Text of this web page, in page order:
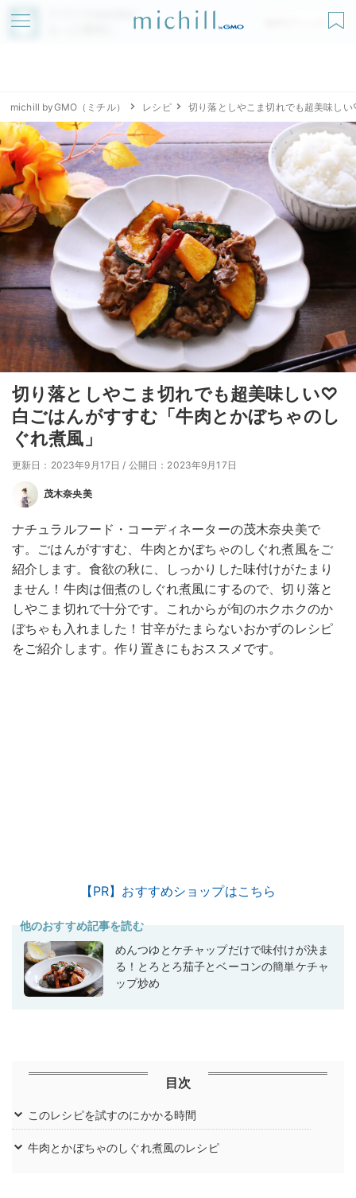
アプリでmichillが
無料ダウンロード
michill byGMO（ミチル） レシピ 切り落としやこま切れでも超美味し
切り落としやこま切れでも超美味しい♡
白ごはんがすすむ「牛肉とかぼちゃのし
ぐれ煮風」
更新日：2023年9月17日 / 公開日：2023年9月17日
茂木奈央美
ナチュラルフード・コーディネーターの茂木奈央美で
す。ごはんがすすむ、牛肉とかぼちゃのしぐれ煮風をご
紹介します。食欲の秋に、しっかりした味付けがたまり
ません！牛肉は佃煮のしぐれ煮風にするので、切り落と
しやこま切れで十分です。これからが旬のホクホクのか
ぼちゃも入れました！甘辛がたまらないおかずのレシピ
をご紹介します。作り置きにもおススメです。
【PR】おすすめショップはこちら
他のおすすめ記事を読む
めんつゆとケチャップだけで味付けが決ま
る！とろとろ茄子とベーコンの簡単ケチャ
ップ炒め
目次
このレシピを試すのにかかる時間
牛肉とかぼちゃのしぐれ煮風のレシピ